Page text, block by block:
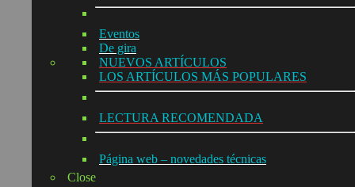
Eventos
De gira
NUEVOS ARTÍCULOS
LOS ARTÍCULOS MÁS POPULARES
LECTURA RECOMENDADA
Página web – novedades técnicas
Close